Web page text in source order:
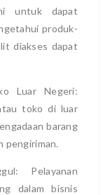
untuk dapat
produk-
diakses dapat
Luar Negeri:
toko di luar
barang
pengiriman.
Pelayanan
dalam bisnis